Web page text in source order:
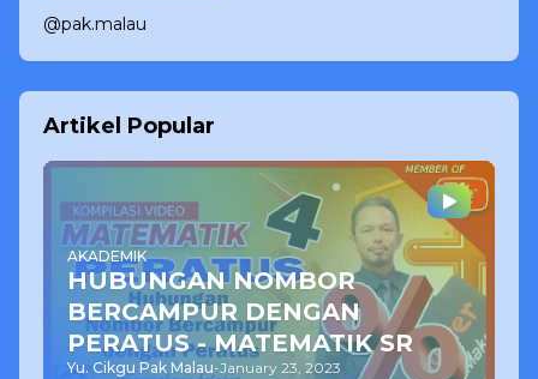
@pak.malau
Artikel Popular
AKADEMIK
HUBUNGAN NOMBOR
BERCAMPUR DENGAN
PERATUS - MATEMATIK SR
Yu. Cikgu Pak Malau-January 23, 2023